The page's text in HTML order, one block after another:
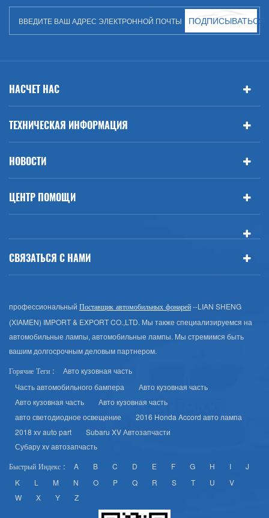
ПОДПИСЫВАТЬСЯ
НАСЧЕТ НАС
ТЕХНИЧЕСКАЯ ИНФОРМАЦИЯ
НОВОСТИ
ЦЕНТР ПОМОЩИ
СВЯЗАТЬСЯ С НАМИ
профессиональный Поставщик автомобильных фонарей--LIAN SHENG
(XIAMEN) IMPORT & EXPORT CO.,LTD. Мы также специализируемся на
автомобильные лампы, автомобильные лампы. Мы стремимся быть
вашим долгосрочным деловым партнером.
Горячие Теги :
Авто кузовная часть
Часть автомобильного бампера
Авто кузовная часть
Авто кузовная часть
Авто кузовная часть
авто светодиодное освещение
2016 Honda Accord авто лампа
2018 xv auto part
Subaru XV Автозапчасти
Субару xv автозапчасть
Быстрый Индекс : A B C D E F G H I
J
K
L M N O P Q R S T U
V
W
X Y Z